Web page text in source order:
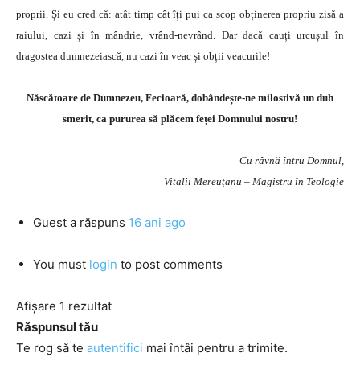
proprii. Și eu cred că: atât timp cât îți pui ca scop obținerea propriu zisă a
raiului, cazi și în mândrie, vrând-nevrând. Dar dacă cauți urcușul în
dragostea dumnezeiască, nu cazi în veac și obții veacurile!
Născătoare de Dumnezeu, Fecioară, dobândește-ne milostivă un duh
smerit, ca pururea să plăcem feței Domnului nostru!
Cu râvnă întru Domnul,
Vitalii Mereuţanu – Magistru în Teologie
Guest a răspuns 16 ani ago
You must login to post comments
Afișare 1 rezultat
Răspunsul tău
Te rog să te autentifici mai întâi pentru a trimite.